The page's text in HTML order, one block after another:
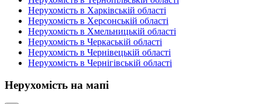
Нерухомість в Харківській області
Нерухомість в Херсонській області
Нерухомість в Хмельницькій області
Нерухомість в Черкаській області
Нерухомість в Чернівецькій області
Нерухомість в Чернігівській області
Нерухомість на мапі